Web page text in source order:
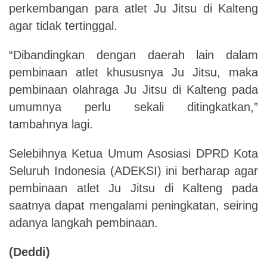
perkembangan para atlet Ju Jitsu di Kalteng
agar tidak tertinggal.
“Dibandingkan dengan daerah lain dalam
pembinaan atlet khususnya Ju Jitsu, maka
pembinaan olahraga Ju Jitsu di Kalteng pada
umumnya perlu sekali ditingkatkan,”
tambahnya lagi.
Selebihnya Ketua Umum Asosiasi DPRD Kota
Seluruh Indonesia (ADEKSI) ini berharap agar
pembinaan atlet Ju Jitsu di Kalteng pada
saatnya dapat mengalami peningkatan, seiring
adanya langkah pembinaan.
(Deddi)